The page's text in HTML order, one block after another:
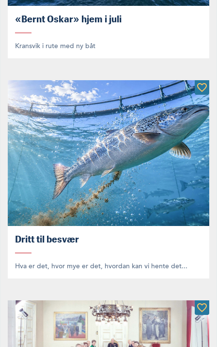
«Bernt Oskar» hjem i juli
Kransvik i rute med ny båt
Dritt til besvær
Hva er det, hvor mye er det, hvordan kan vi hente det...